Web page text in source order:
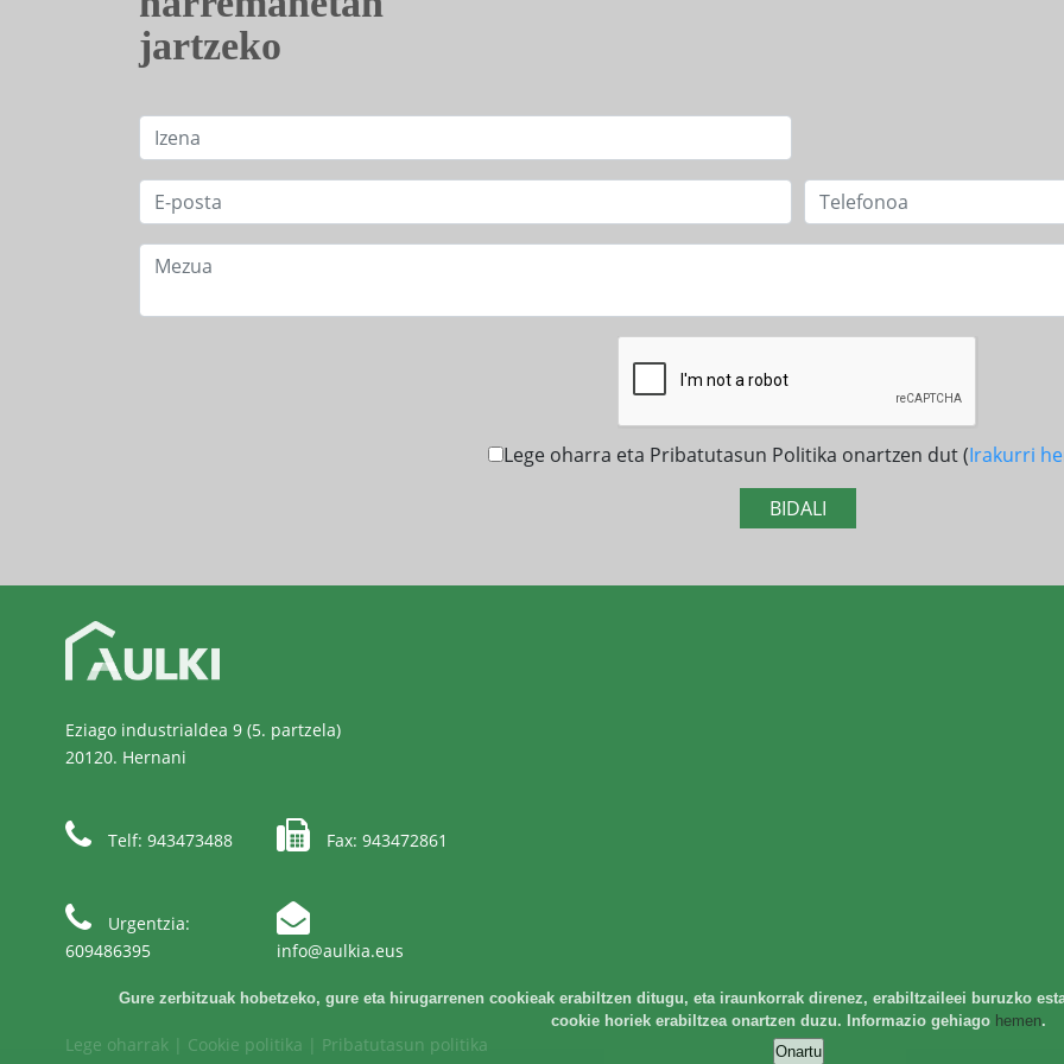
jartzeko
Lege oharra eta Pribatutasun Politika onartzen dut (Irakurri
BIDALI
Eziago industrialdea 9 (5. partzela)
20120. Hernani
Telf: 943473488 Fax: 943472861
Urgentzia:
609486395
info@aulkia.eus
Lege oharrak | Cookie politika | Pribatutasun politika
Gure zerbitzuak hobetzeko, gure eta hirugarrenen cookieak erabiltzen ditugu, eta iraunkorrak direnez, erabiltzaileei buruzko
cookie horiek erabiltzea onartzen duzu. Informazio gehiago hemen.